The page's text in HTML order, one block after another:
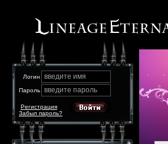
Логин введите имя
Пароль введите пароль
Забыл пароль?
Регистрация